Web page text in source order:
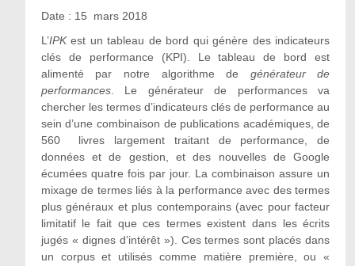
Date : 15 mars 2018
L’IPKest un tableau de bord qui génère des indicateurs
clés de performance (KPI). Le tableau de bord est
alimenté par notre algorithme de générateur de
performances. Le générateur de performances va
chercher les termes d’indicateurs clés de performance au
sein d’une combinaison de publications académiques, de
560 livres largement traitant de performance, de
données et de gestion, et des nouvelles de Google
écumées quatre fois par jour. La combinaison assure un
mixage de termes liés à la performance avec des termes
plus généraux et plus contemporains (avec pour facteur
limitatif le fait que ces termes existent dans les écrits
jugés « dignes d’intérêt »). Ces termes sont placés dans
un corpus et utilisés comme matière première, ou «